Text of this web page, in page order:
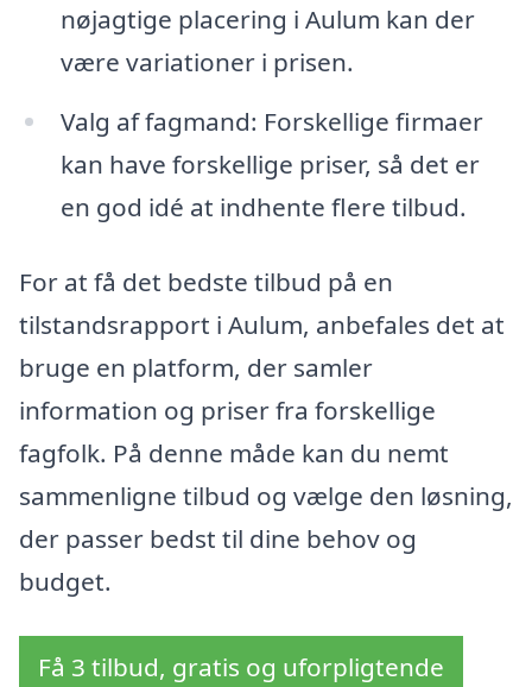
nøjagtige placering i Aulum kan der
være variationer i prisen.
Valg af fagmand: Forskellige firmaer
kan have forskellige priser, så det er
en god idé at indhente flere tilbud.
For at få det bedste tilbud på en
tilstandsrapport i Aulum, anbefales det at
bruge en platform, der samler
information og priser fra forskellige
fagfolk. På denne måde kan du nemt
sammenligne tilbud og vælge den løsning,
der passer bedst til dine behov og
budget.
Få 3 tilbud, gratis og uforpligtende